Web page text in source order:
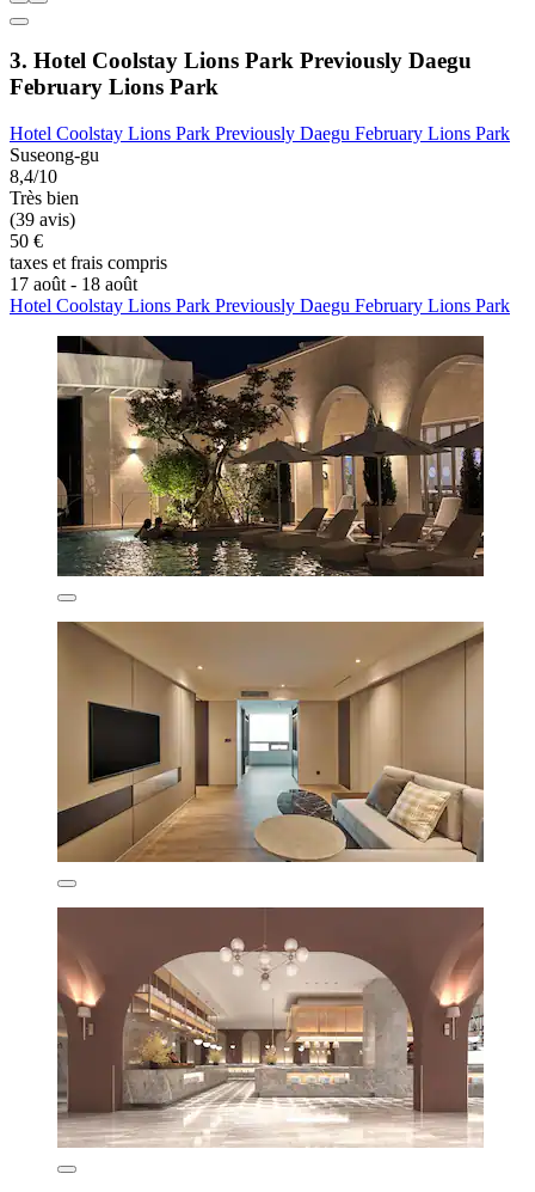
3. Hotel Coolstay Lions Park Previously Daegu
February Lions Park
Hotel Coolstay Lions Park Previously Daegu February Lions Park
Suseong-gu
8,4/10
Très bien
(39 avis)
50 €
taxes et frais compris
17 août - 18 août
Hotel Coolstay Lions Park Previously Daegu February Lions Park